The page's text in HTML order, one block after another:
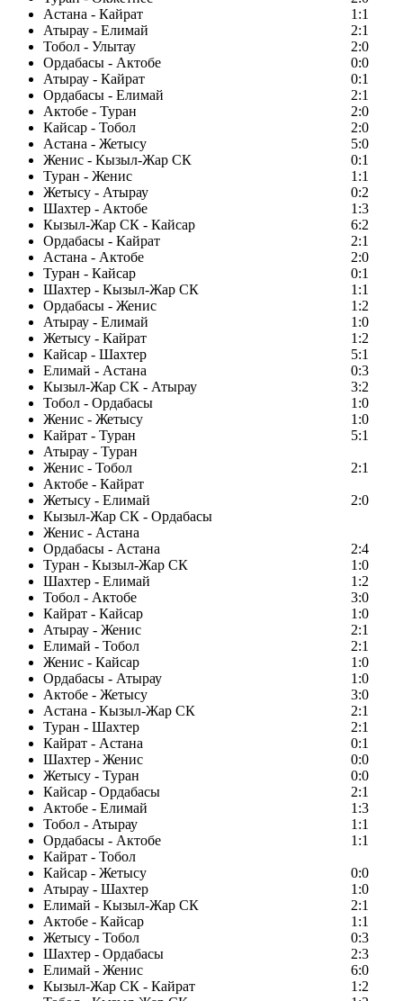
Астана - Кайрат
1:1
Атырау - Елимай
2:1
Тобол - Улытау
2:0
Ордабасы - Актобе
0:0
Атырау - Кайрат
0:1
Ордабасы - Елимай
2:1
Актобе - Туран
2:0
Кайсар - Тобол
2:0
Астана - Жетысу
5:0
Женис - Кызыл-Жар СК
0:1
Туран - Женис
1:1
Жетысу - Атырау
0:2
Шахтер - Актобе
1:3
Кызыл-Жар СК - Кайсар
6:2
Ордабасы - Кайрат
2:1
Астана - Актобе
2:0
Туран - Кайсар
0:1
Шахтер - Кызыл-Жар СК
1:1
Ордабасы - Женис
1:2
Атырау - Елимай
1:0
Жетысу - Кайрат
1:2
Кайсар - Шахтер
5:1
Елимай - Астана
0:3
Кызыл-Жар СК - Атырау
3:2
Тобол - Ордабасы
1:0
Женис - Жетысу
1:0
Кайрат - Туран
5:1
Атырау - Туран
Женис - Тобол
2:1
Актобе - Кайрат
Жетысу - Елимай
2:0
Кызыл-Жар СК - Ордабасы
Женис - Астана
Ордабасы - Астана
2:4
Туран - Кызыл-Жар СК
1:0
Шахтер - Елимай
1:2
Тобол - Актобе
3:0
Кайрат - Кайсар
1:0
Атырау - Женис
2:1
Елимай - Тобол
2:1
Женис - Кайсар
1:0
Ордабасы - Атырау
1:0
Актобе - Жетысу
3:0
Астана - Кызыл-Жар СК
2:1
Туран - Шахтер
2:1
Кайрат - Астана
0:1
Шахтер - Женис
0:0
Жетысу - Туран
0:0
Кайсар - Ордабасы
2:1
Актобе - Елимай
1:3
Тобол - Атырау
1:1
Ордабасы - Актобе
1:1
Кайрат - Тобол
Кайсар - Жетысу
0:0
Атырау - Шахтер
1:0
Елимай - Кызыл-Жар СК
2:1
Актобе - Кайсар
1:1
Жетысу - Тобол
0:3
Шахтер - Ордабасы
2:3
Елимай - Женис
6:0
Кызыл-Жар СК - Кайрат
1:2